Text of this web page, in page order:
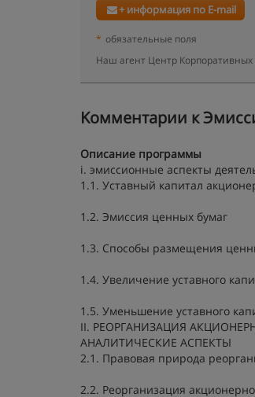
+ информация по E-mail
* обязательные поля
Наш агент Центр
Kомментарии к
Описание программы
i. эмиссионные аспекты
1.1. Уставный капитал
1.2. Эмиссия ценных бумаг
1.3. Способы размещения
1.4. Увеличение уставного
1.5. Уменьшение уставного
II. РЕОРГАНИЗАЦИЯ
АНАЛИТИЧЕСКИЕ АСПЕКТЫ
2.1. Правовая природа
2.2. Реорганизация